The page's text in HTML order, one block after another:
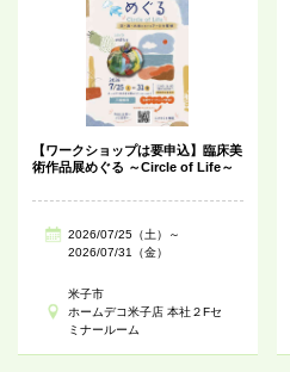
【ワークショップは要申込】臨床美
術作品展めぐる ～Circle of Life～
2026/07/25（土）～
2026/07/31（金）
米子市
ホームデコ米子店 本社２Fセ
ミナールーム